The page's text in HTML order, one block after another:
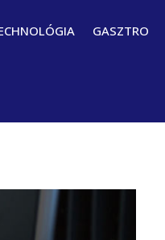
GASZTRO